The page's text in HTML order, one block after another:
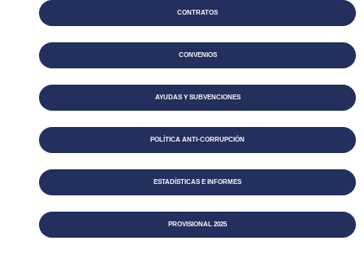
CONTRATOS
CONVENIOS
AYUDAS Y SUBVENCIONES
POLÍTICA ANTI-CORRUPCIÓN
ESTADÍSTICAS E INFORMES
PROVISIONAL 2025